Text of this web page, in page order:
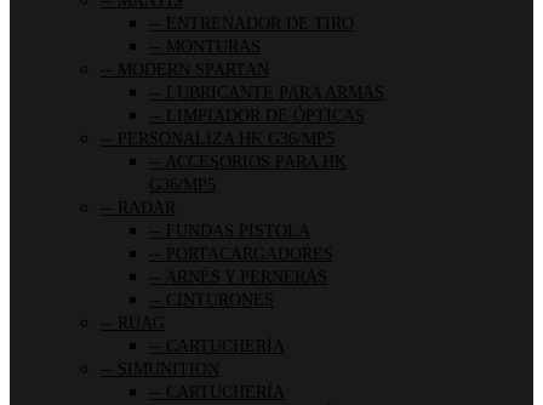
ENTRENADOR DE TIRO
MONTURAS
MODERN SPARTAN
LUBRICANTE PARA ARMAS
LIMPIADOR DE ÓPTICAS
PERSONALIZA HK G36/MP5
ACCESORIOS PARA HK
G36/MP5
RADAR
FUNDAS PISTOLA
PORTACARGADORES
ARNÉS Y PERNERAS
CINTURONES
RUAG
CARTUCHERÍA
SIMUNITION
CARTUCHERÍA